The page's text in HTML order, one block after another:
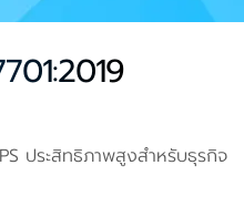
ประสิทธิภาพสูงสำหรับธุรกิจ